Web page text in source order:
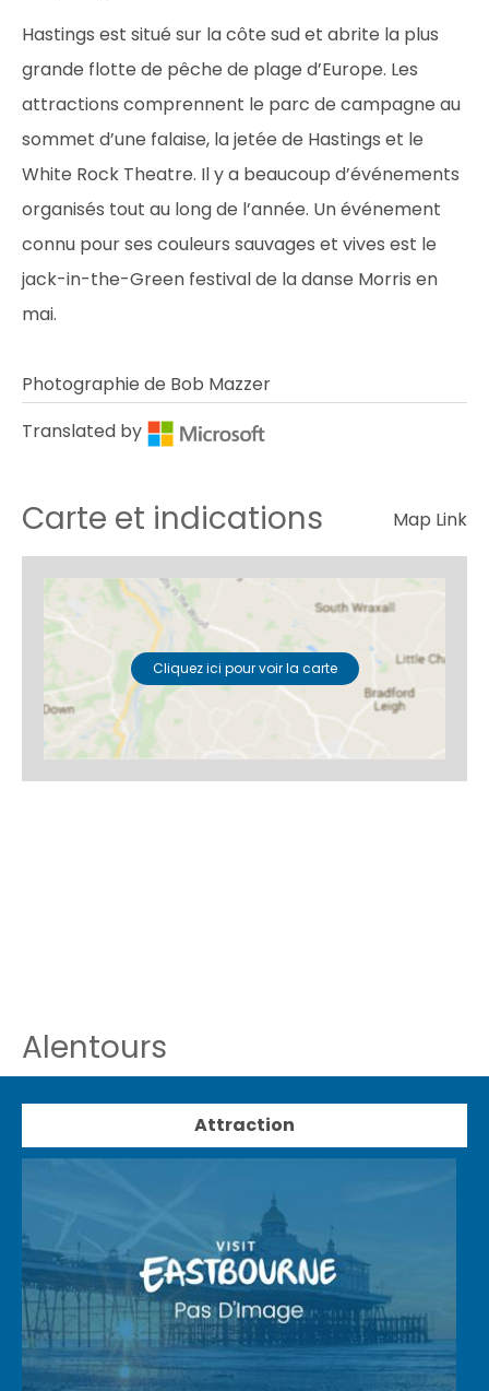
Hastings est situé sur la côte sud et abrite la plus
grande flotte de pêche de plage d’Europe. Les
attractions comprennent le parc de campagne au
sommet d’une falaise, la jetée de Hastings et le
White Rock Theatre. Il y a beaucoup d’événements
organisés tout au long de l’année. Un événement
connu pour ses couleurs sauvages et vives est le
jack-in-the-Green festival de la danse Morris en
mai.
Photographie de Bob Mazzer
Translated by
Carte et indications Map Link
Cliquez ici pour voir la carte
Alentours
Attraction